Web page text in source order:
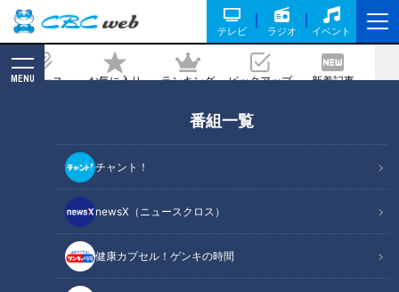
テレビ ラジオ イベント
ニュース お気に入り ランキング ピックアップ 新着記事
MENU
番組一覧
チャント！
newsX（ニュースクロス）
健康カプセル！ゲンキの時間
しみうどん』をいただきます！【チャン
ト！】
記事に戻る